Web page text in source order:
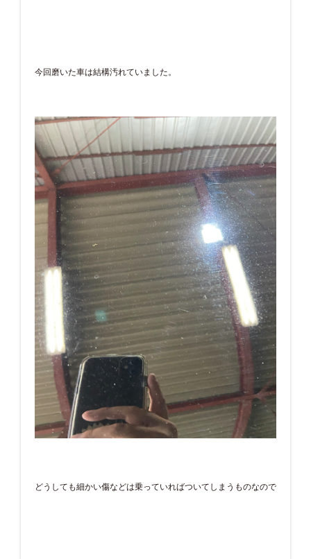
今回磨いた車は結構汚れていました。
どうしても細かい傷などは乗っていればついてしまうものなので